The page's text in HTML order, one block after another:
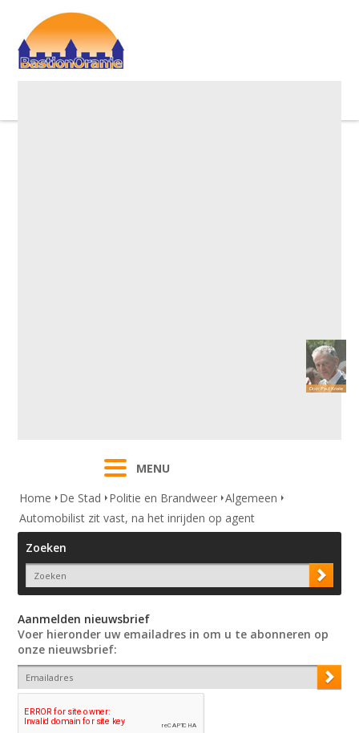
MENU
Home
De Stad Politie en Brandweer Algemeen
Automobilist zit vast, na het inrijden op agent
Zoeken
Aanmelden nieuwsbrief
Voer hieronder uw emailadres in om u te abonneren op
onze nieuwsbrief: